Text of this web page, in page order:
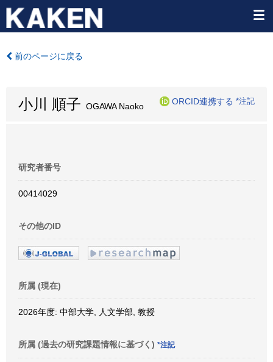
前のページに戻る
小川 順子 OGAWA Naoko
ORCID連携する *注記
研究者番号
00414029
その他のID
所属 (現在)
2026年度: 中部大学, 人文学部, 教授
所属 (過去の研究課題情報に基づく) *注記